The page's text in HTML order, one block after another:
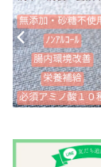
下部尿路
関節＆骨
WhiteFox（ホワ
WOOF（ワフ）・
RED HEART（レ
Kia Ora(キアオラ)
NATURAL